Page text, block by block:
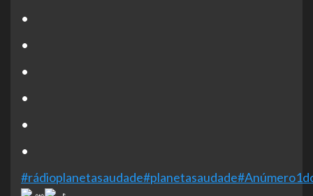
•
•
•
•
•
•
#rádioplanetasaudade#planetasaudade